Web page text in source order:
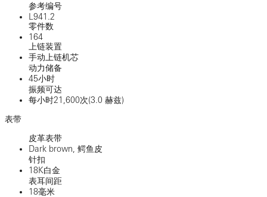
参考编号
L941.2
零件数
164
上链装置
手动上链机芯
动力储备
45小时
振频可达
每小时21,600次(3.0 赫兹)
表带
皮革表带
Dark brown, 鳄鱼皮
针扣
18K白金
表耳间距
18毫米